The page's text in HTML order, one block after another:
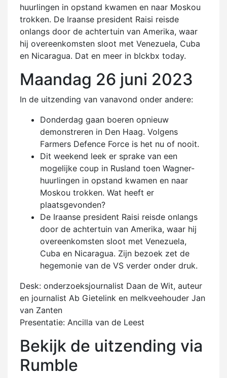
huurlingen in opstand kwamen en naar Moskou
trokken. De Iraanse president Raisi reisde
onlangs door de achtertuin van Amerika, waar
hij overeenkomsten sloot met Venezuela, Cuba
en Nicaragua. Dat en meer in blckbx today.
Maandag 26 juni 2023
In de uitzending van vanavond onder andere:
Donderdag gaan boeren opnieuw
demonstreren in Den Haag. Volgens
Farmers Defence Force is het nu of nooit.
Dit weekend leek er sprake van een
mogelijke coup in Rusland toen Wagner-
huurlingen in opstand kwamen en naar
Moskou trokken. Wat heeft er
plaatsgevonden?
De Iraanse president Raisi reisde onlangs
door de achtertuin van Amerika, waar hij
overeenkomsten sloot met Venezuela,
Cuba en Nicaragua. Zijn bezoek zet de
hegemonie van de VS verder onder druk.
Desk: onderzoeksjournalist Daan de Wit, auteur
en journalist Ab Gietelink en melkveehouder Jan
van Zanten
Presentatie: Ancilla van de Leest
Bekijk de uitzending via
Rumble